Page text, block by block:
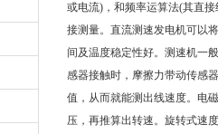
或电流)，和频率运算法(其直
接测量。直流测速发电机可以
间及温度稳定性好。测速机一
感器接触时，摩擦力带动传感
值，从而就能测出线速度。电
压，再推算出转速。旋转式速